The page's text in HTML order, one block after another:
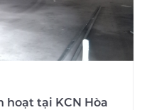
tại KCN Hòa